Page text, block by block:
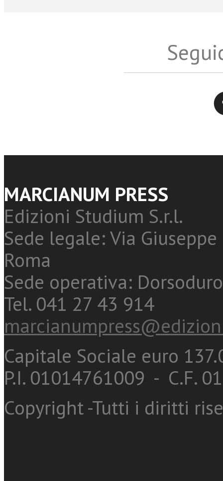
MARCIANUM PRESS
Edizioni Studium S.r.l.
Sede legale: Via
Roma
Sede operativa:
Tel. 041 27 43 914
Capitale Sociale euro
P.I. 01014761009 - C.F.
Copyright -Tutti i diritti